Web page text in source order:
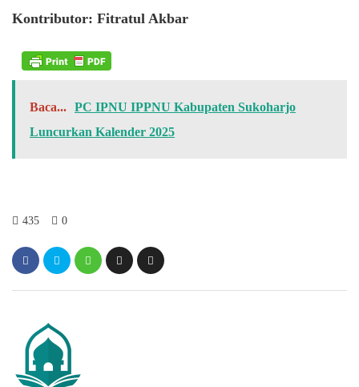
Kontributor: Fitratul Akbar
Baca... PC IPNU IPPNU Kabupaten Sukoharjo
Luncurkan Kalender 2025
435 0